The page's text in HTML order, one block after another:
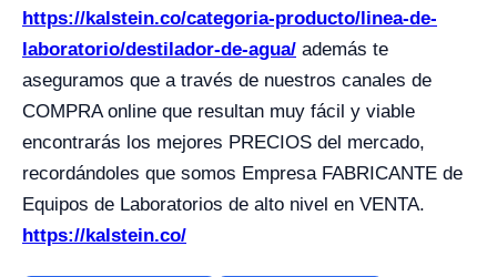
https://kalstein.co/categoria-producto/linea-de-
laboratorio/destilador-de-agua/ además te
aseguramos que a través de nuestros canales de
COMPRA online que resultan muy fácil y viable
encontrarás los mejores PRECIOS del mercado,
recordándoles que somos Empresa FABRICANTE de
Equipos de Laboratorios de alto nivel en VENTA.
https://kalstein.co/